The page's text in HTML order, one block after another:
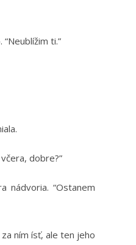
ti.”
dobre?”
nádvoria. “Ostanem
ním ísť, ale ten jeho